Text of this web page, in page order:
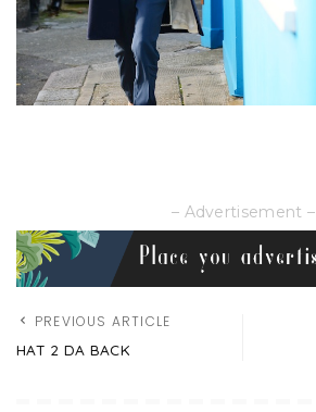
– Advertisement –
PREVIOUS ARTICLE
HAT 2 DA BACK